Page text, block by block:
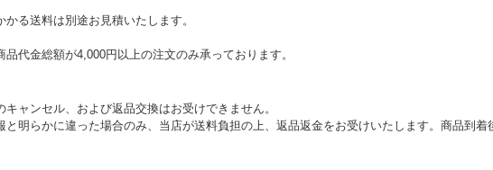
る送料は別途お見積いたします。
代金総額が4,000円以上の注文のみ承っております。
キャンセル、および返品交換はお受けできません。
と明らかに違った場合のみ、当店が送料負担の上、返品返金をお受けいたします。商品到着